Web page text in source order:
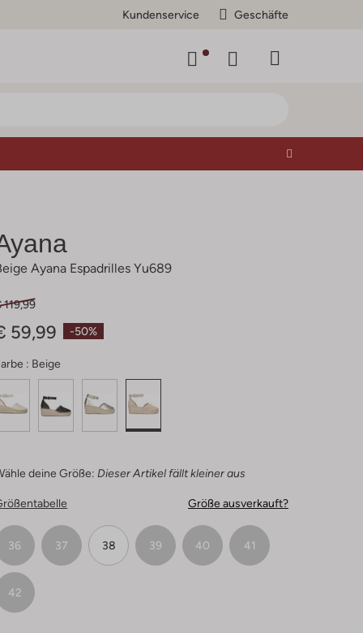
Kundenservice Geschäfte
Ayana Espadrilles Yu689
-50%
119,99
59,99
: Beige
deine Größe: Dieser Artikel fällt kleiner aus
Größe ausverkauft?
36 37 38 39 40 41
42